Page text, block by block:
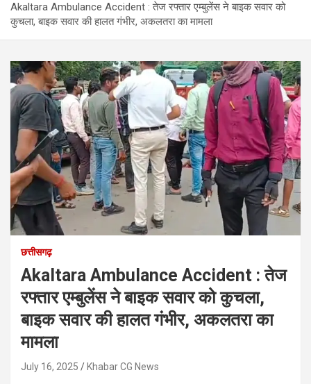
Akaltara Ambulance Accident : तेज रफ्तार एम्बुलेंस ने बाइक सवार को
कुचला, बाइक सवार की हालत गंभीर, अकलतरा का मामला
छत्तीसगढ़
Akaltara Ambulance Accident : तेज
रफ्तार एम्बुलेंस ने बाइक सवार को कुचला,
बाइक सवार की हालत गंभीर, अकलतरा का
मामला
July 16, 2025 Khabar CG News